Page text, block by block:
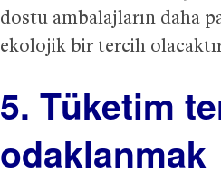
dostu ambalajların daha
ekolojik bir tercih
5. Tüketim
odaklanmak